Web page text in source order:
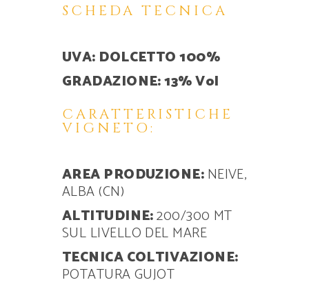
SCHEDA TECNICA
UVA: DOLCETTO 100%
GRADAZIONE: 13% Vol
CARATTERISTICHE
VIGNETO:
AREA PRODUZIONE:NEIVE,
ALBA (CN)
ALTITUDINE:200/300 MT
SUL LIVELLO DEL MARE
TECNICA COLTIVAZIONE:
POTATURA GUJOT